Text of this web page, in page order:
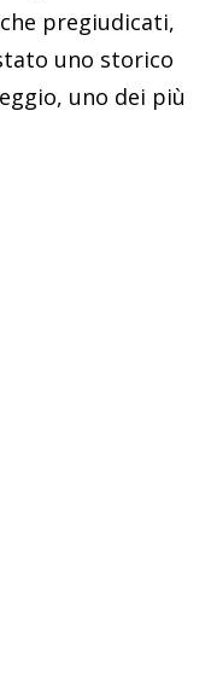
pregiudicati,
uno storico
uno dei più